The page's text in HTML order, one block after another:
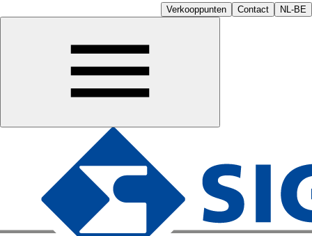
Verkooppunten Contact NL-BE